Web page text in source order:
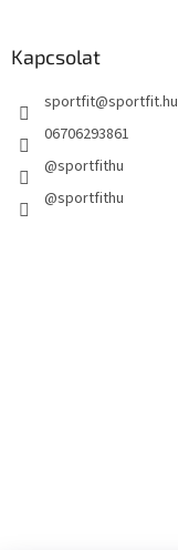
Kapcsolat
sportfit@sportfit.hu
06706293861
@sportfithu
@sportfithu